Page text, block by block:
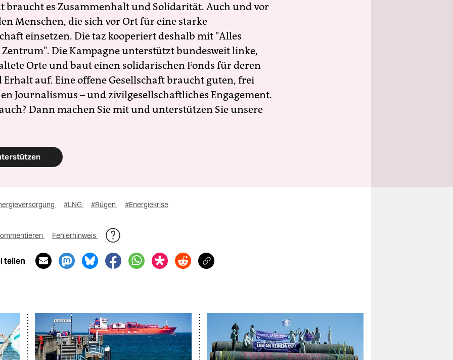
braucht es Zusammenhalt und Solidarität. Auch und vor
Menschen, die sich vor Ort für eine starke
einsetzen. Die taz kooperiert deshalb mit "Alles
Die Kampagne unterstützt bundesweit linke,
Orte und baut einen solidarischen Fonds für deren
Erhalt auf. Eine offene Gesellschaft braucht guten, frei
Journalismus – und zivilgesellschaftliches Engagement.
Dann machen Sie mit und unterstützen Sie unsere
#LNG #Rügen #Energiekrise
Fehlerhinweis
teilen